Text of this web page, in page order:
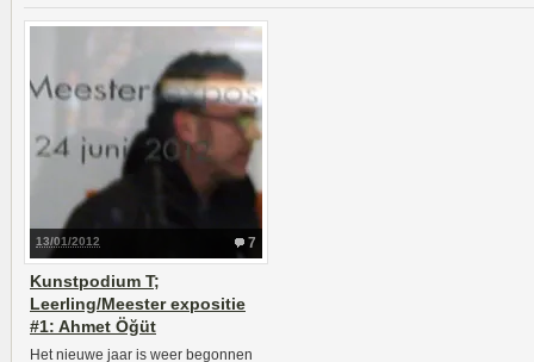
7
13/01/2012
Kunstpodium T;
Leerling/Meester expositie
#1: Ahmet Öğüt
Het nieuwe jaar is weer begonnen